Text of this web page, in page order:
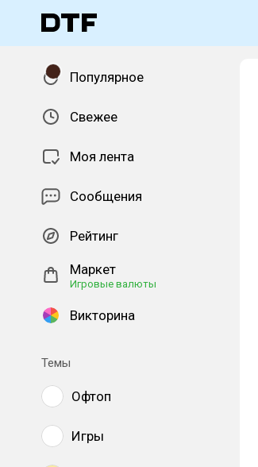
Популярное
Свежее
Моя лента
Сообщения
Рейтинг
Маркет
Игровые валюты
Викторина
Темы
Офтоп
Игры